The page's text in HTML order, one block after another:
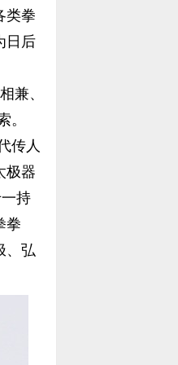
类拳
日后
兼、
。
传人
极器
持
拳
、弘